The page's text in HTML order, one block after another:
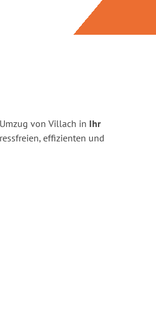
von Villach in Ihr
effizienten und